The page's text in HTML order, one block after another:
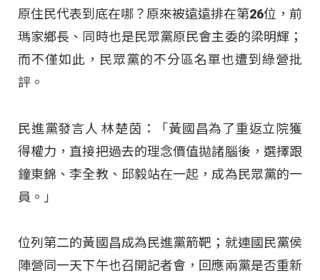
原住民代表到底在哪？原來被遠遠排在第26位，前
瑪家鄉長、同時也是民眾黨原民會主委的梁明輝；
而不僅如此，民眾黨的不分區名單也遭到綠營批
評。
民進黨發言人 林楚茵：「黃國昌為了重返立院獲
得權力，直接把過去的理念價值拋諸腦後，選擇跟
鐘東錦、李全教、邱毅站在一起，成為民眾黨的一
員。」
位列第二的黃國昌成為民進黨箭靶；就連國民黨侯
陣營同一天下午也召開記者會，回應兩黨是否重新